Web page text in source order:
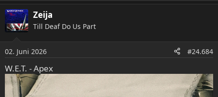
a
k
t
i
o
n
e
n
Zeija
Till Deaf Do Us Part
02. Juni 2026 #24.684
W.E.T. - Apex